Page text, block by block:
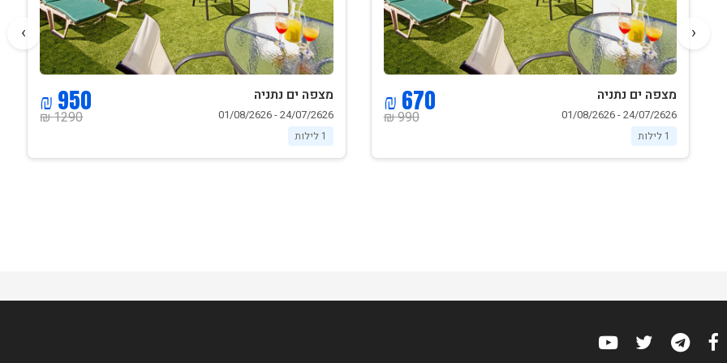
מצפה ים נתניה
24/07/2626 - 01/08/2626
1 לילות
990 ₪
670 ₪ מצפה ים נתניה
24/07/2626 - 01/08/2626
1 לילות
1290 ₪
950 ₪
‹
›